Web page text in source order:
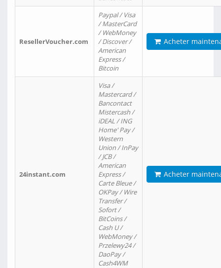
ResellerVoucher.com
Paypal / Visa
/ MasterCard
/ WebMoney
/ Discover /
American
Express /
Bitcoin
Acheter
24instant.com
Visa /
Mastercard /
Bancontact
Mistercash /
iDEAL / ING
Home' Pay /
Western
Union / InPay
/ JCB /
American
Express /
Carte Bleue /
OKPay / Wire
Transfer /
Sofort /
BitCoins /
Cash U /
WebMoney /
Przelewy24 /
DaoPay /
Cash4WM
Acheter